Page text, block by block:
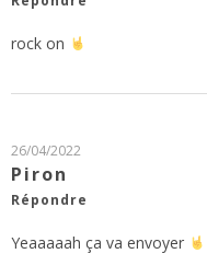
rock on
26/04/2022
Piron
Répondre
Yeaaaaah ça va envoyer